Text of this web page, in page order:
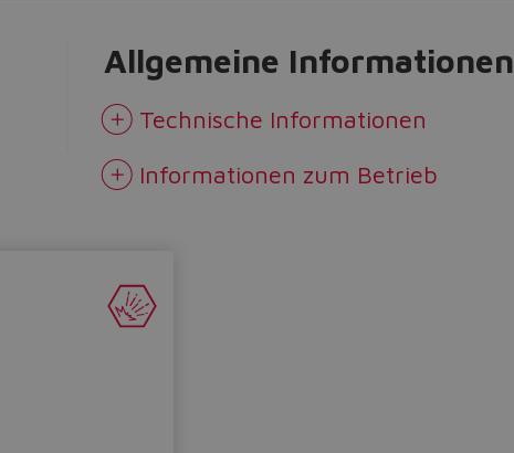
Allgemeine Informationen
Technische Informationen
Informationen zum Betrieb